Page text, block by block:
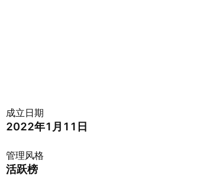
成立日期
2022年1月11日
管理风格
活跃榜